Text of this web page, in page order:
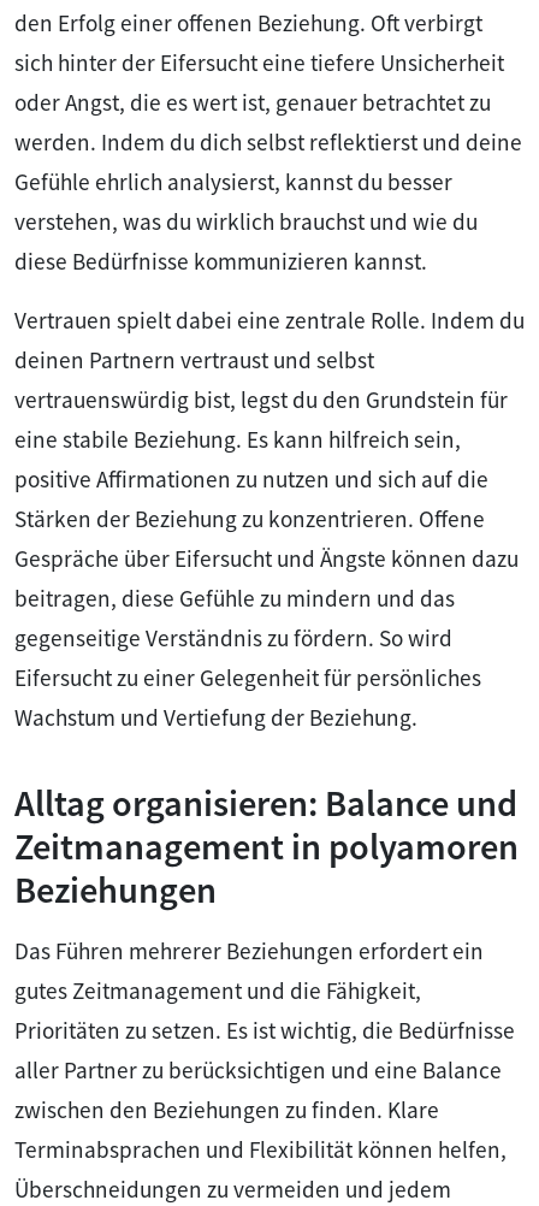
den Erfolg einer offenen Beziehung. Oft verbirgt
sich hinter der Eifersucht eine tiefere Unsicherheit
oder Angst, die es wert ist, genauer betrachtet zu
werden. Indem du dich selbst reflektierst und deine
Gefühle ehrlich analysierst, kannst du besser
verstehen, was du wirklich brauchst und wie du
diese Bedürfnisse kommunizieren kannst.
Vertrauen spielt dabei eine zentrale Rolle. Indem du
deinen Partnern vertraust und selbst
vertrauenswürdig bist, legst du den Grundstein für
eine stabile Beziehung. Es kann hilfreich sein,
positive Affirmationen zu nutzen und sich auf die
Stärken der Beziehung zu konzentrieren. Offene
Gespräche über Eifersucht und Ängste können dazu
beitragen, diese Gefühle zu mindern und das
gegenseitige Verständnis zu fördern. So wird
Eifersucht zu einer Gelegenheit für persönliches
Wachstum und Vertiefung der Beziehung.
Alltag organisieren: Balance und
Zeitmanagement in polyamoren
Beziehungen
Das Führen mehrerer Beziehungen erfordert ein
gutes Zeitmanagement und die Fähigkeit,
Prioritäten zu setzen. Es ist wichtig, die Bedürfnisse
aller Partner zu berücksichtigen und eine Balance
zwischen den Beziehungen zu finden. Klare
Terminabsprachen und Flexibilität können helfen,
Überschneidungen zu vermeiden und jedem